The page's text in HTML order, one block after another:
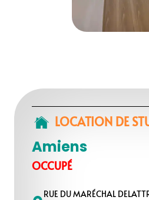
LOCATION DE
Amiens
OCCUPÉ
RUE DU MARÉCHAL